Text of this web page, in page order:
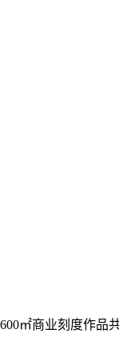
㎡商业刻度作品